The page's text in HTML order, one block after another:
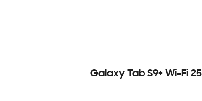
Galaxy Tab S9+ Wi-Fi